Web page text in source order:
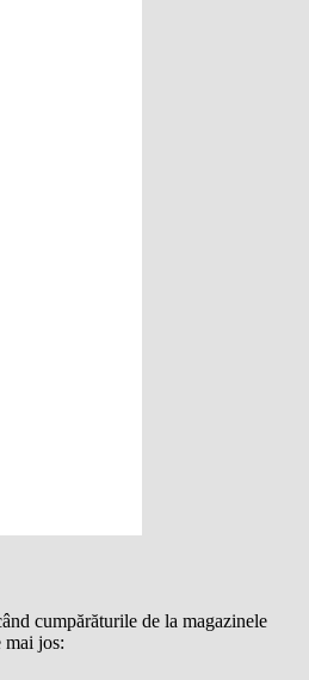
cumpărăturile de la magazinele
mai jos: